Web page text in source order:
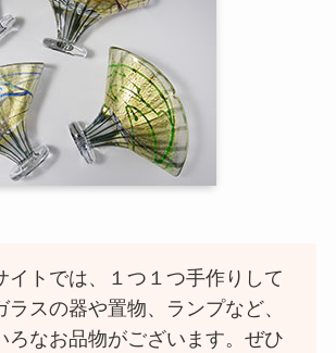
イトでは、１つ１つ手作りして
ラスの器や置物、ランプなど、
ろなお品物がございます。ぜひ